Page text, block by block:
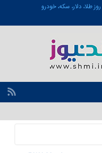
طلا، دلار، سکه، خودرو